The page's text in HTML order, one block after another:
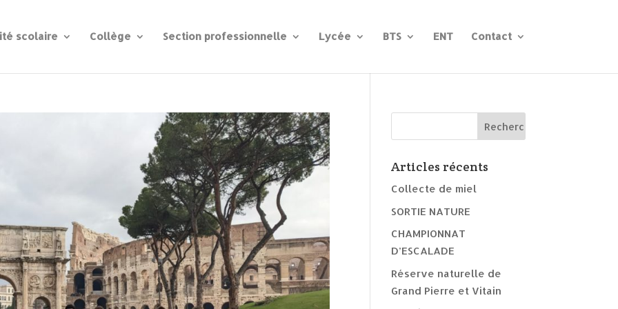
scolaire Collège Section professionnelle Lycée BTS ENT Contact
Articles récents
Collecte de miel
SORTIE NATURE
CHAMPIONNAT
D’ESCALADE
Réserve naturelle de
Grand Pierre et Vitain